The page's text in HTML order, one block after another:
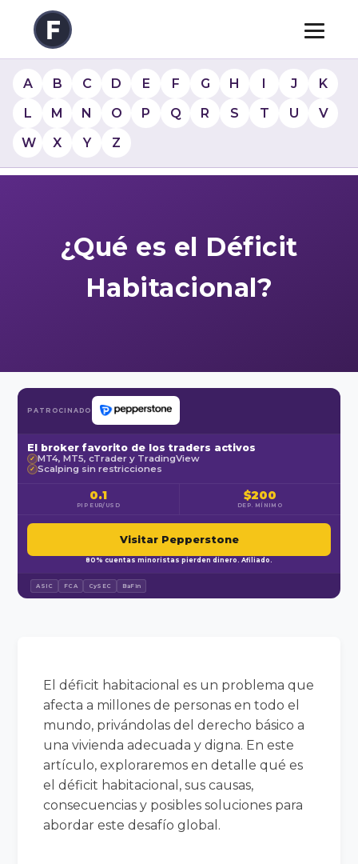
A B C D E F G H I J
K
L
M N O P Q R S T U
V
W
X Y Z
¿Qué es el Déficit
Habitacional?
PATROCINADO
El broker favorito de los traders activos
✓ MT4, MT5, cTrader y TradingView
✓ Scalping sin restricciones
0.1
PIP EUR/USD
$200
DEP. MÍNIMO
Visitar Pepperstone
80% cuentas minoristas pierden dinero. Afiliado.
ASIC FCA CySEC BaFin
El déficit habitacional es un problema que
afecta a millones de personas en todo el
mundo, privándolas del derecho básico a
una vivienda adecuada y digna. En este
artículo, exploraremos en detalle qué es
el déficit habitacional, sus causas,
consecuencias y posibles soluciones para
abordar este desafío global.